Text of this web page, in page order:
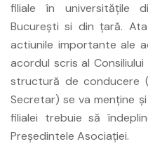
filiale în universităţile
Bucureşti si din ţară.
actiunile importante ale
acordul scris al
structură de conducere
Secretar) se va menţine
filialei trebuie să
Preşedintele Asociaţiei.